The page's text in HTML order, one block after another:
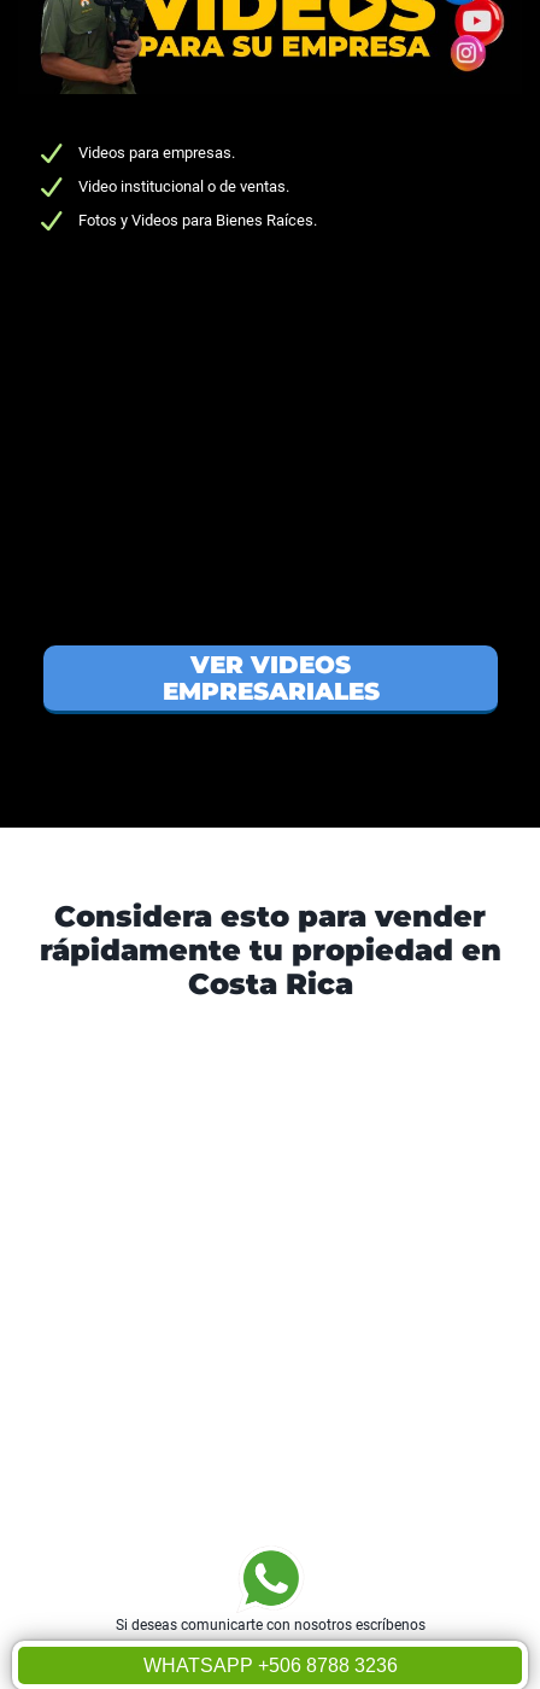
Videos para empresas.
Video institucional o de ventas.
Fotos y Videos para Bienes Raíces.
VER VIDEOS
EMPRESARIALES
Considera esto para vender
rápidamente tu propiedad en
Costa Rica
Si deseas comunicarte con nosotros escríbenos
WHATSAPP +506 8788 3236